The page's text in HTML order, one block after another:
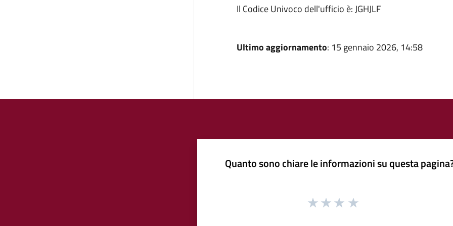
Il Codice Univoco dell'ufficio è: JGHJLF
Ultimo aggiornamento: 15 gennaio 2026, 14:58
Quanto sono chiare le informazioni su questa